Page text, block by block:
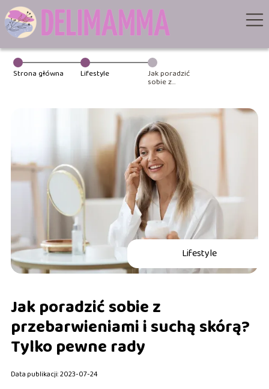
Strona główna Lifestyle Jak poradzić
sobie z
Tylko pewne
rady
Lifestyle
Jak poradzić sobie z
przebarwieniami i suchą skórą?
Tylko pewne rady
Data publikacji: 2023-07-24